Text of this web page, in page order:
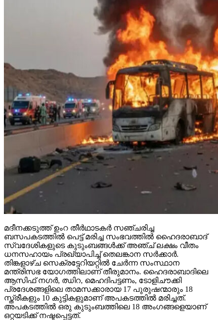
മദീനക്കടുത്ത് ഉംറ തീര്‍ഥാടകര്‍ സഞ്ചരിച്ച
ബസപകടത്തില്‍ പെട്ട് മരിച്ച സംഭവത്തില്‍ ഹൈദരാബാദ്
സ്വദേശികളുടെ കുടുംബങ്ങള്‍ക്ക് അഞ്ച് ലക്ഷം വീതം
ധനസഹായം പ്രഖ്യാപിച്ച് തെലങ്കാന സര്‍ക്കാര്‍.
തിങ്കളാഴ്ച സെക്രട്ടേറിയറ്റില്‍ ചേര്‍ന്ന സംസ്ഥാന
മന്ത്രിസഭ യോഗത്തിലാണ് തീരുമാനം. ഹൈദരാബാദിലെ
ആസിഫ് നഗര്‍, ഝിറ, മെഹദിപട്ടണം, ടോളിചൗക്കി
പ്രദേശങ്ങളിലെ താമസക്കാരായ 17 പുരുഷന്മാരും 18
സ്ത്രീകളും 10 കുട്ടികളുമാണ് അപകടത്തില്‍ മരിച്ചത്.
അപകടത്തില്‍ ഒരു കുടുംബത്തിലെ 18 അംഗങ്ങളെയാണ്
ഒറ്റയടിക്ക് നഷ്ടപ്പെട്ടത്.